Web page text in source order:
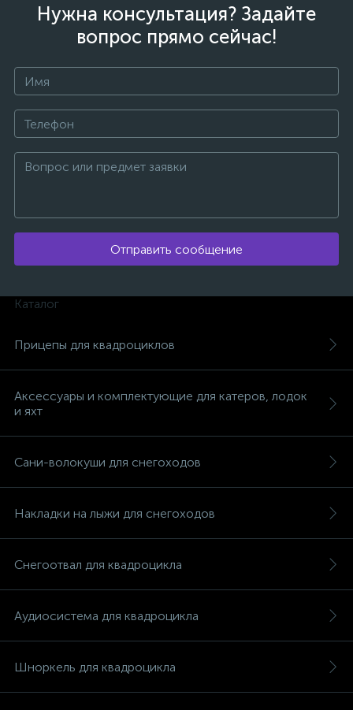
Нужна консультация? Задайте
вопрос прямо сейчас!
Отправить сообщение
Каталог
Прицепы для квадроциклов
Аксессуары и комплектующие для катеров, лодок
и яхт
Сани-волокуши для снегоходов
Накладки на лыжи для снегоходов
Снегоотвал для квадроцикла
Аудиосистема для квадроцикла
Шноркель для квадроцикла